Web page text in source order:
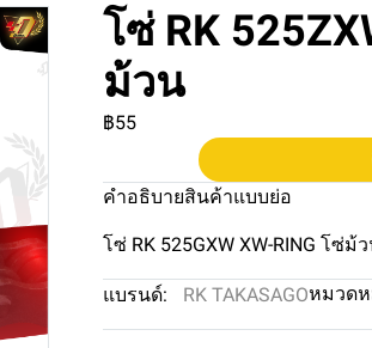
โซ่ RK
ม้วน
฿55
คำอธิบายสินค้าแบบย่อ
โซ่ RK 525GXW XW-RING โซ่ม้
แบรนด์: RK TAKASAGOหมวด